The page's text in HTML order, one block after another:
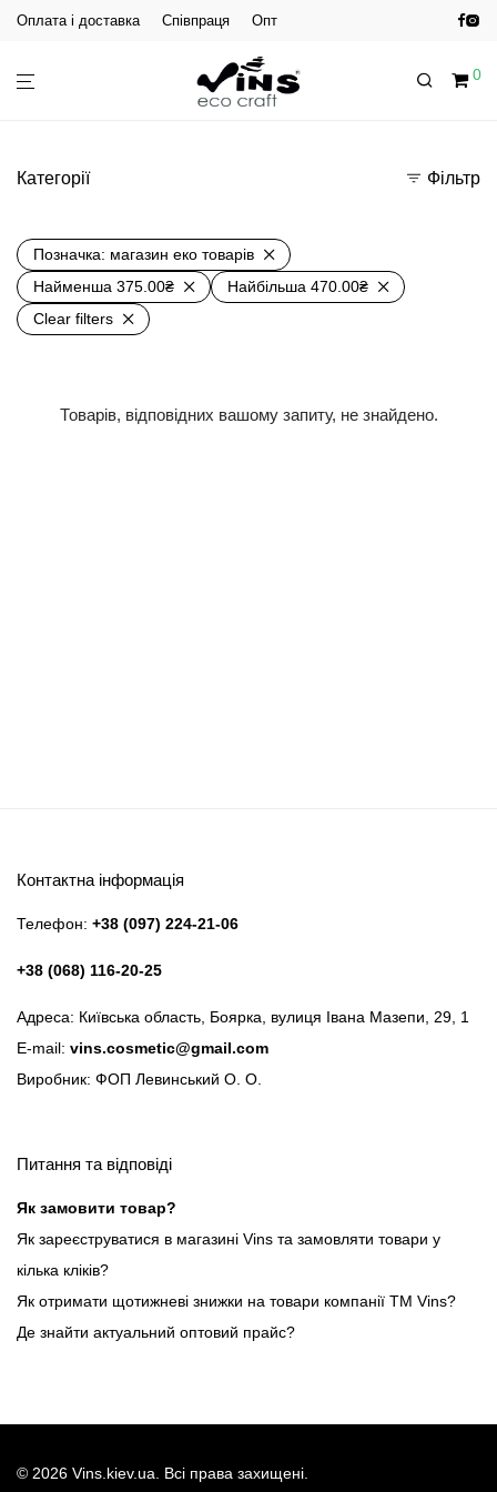
Оплата і доставка Співпраця Опт
0
Категорії Фільтр
Позначка: магазин еко товарів
Найменша 375.00₴ Найбільша 470.00₴
Clear filters
Товарів, відповідних вашому запиту, не знайдено.
Контактна інформація
Телефон: +38 (097) 224-21-06
+38 (068) 116-20-25
Адреса: Київська область, Боярка, вулиця Івана Мазепи, 29, 1
E-mail: vins.cosmetic@gmail.com
Виробник: ФОП Левинський О. О.
Питання та відповіді
Як замовити товар?
Як зареєструватися в магазині Vins та замовляти товари у
кілька кліків?
Як отримати щотижневі знижки на товари компанії ТМ Vins?
Де знайти актуальний оптовий прайс?
© 2026 Vins.kiev.ua. Всі права захищені.